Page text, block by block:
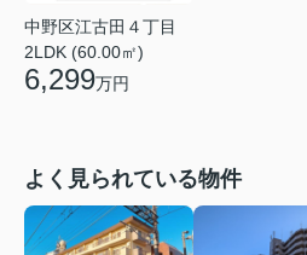
中野区江古田４丁目
2LDK (60.00㎡)
6,299万円
よく見られている物件